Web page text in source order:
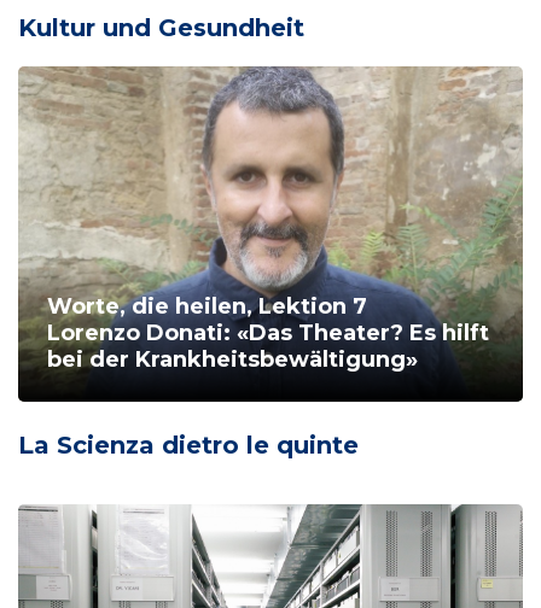
Kultur und Gesundheit
Worte, die heilen, Lektion 7
Lorenzo Donati: «Das Theater? Es hilft
bei der Krankheitsbewältigung»
La Scienza dietro le quinte